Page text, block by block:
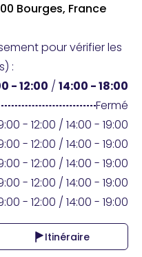
?
Bourges, France
pour vérifier les
:
- 12:00 / 14:00 - 18:00
Fermé
- 12:00 / 14:00 - 19:00
- 12:00 / 14:00 - 19:00
- 12:00 / 14:00 - 19:00
- 12:00 / 14:00 - 19:00
- 12:00 / 14:00 - 19:00
Itinéraire